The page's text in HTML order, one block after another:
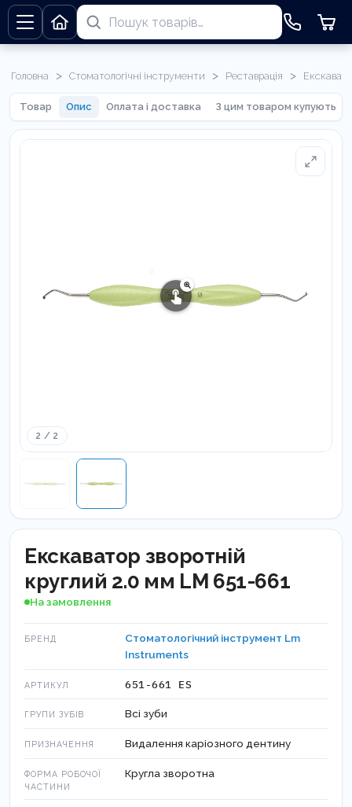
Головна > Стоматологічні інструменти > Реставрація >
Товар Опис Оплата і доставка З цим товаром купують
2 / 2
Екскаватор зворотній
круглий 2.0 мм LM 651-661
На замовлення
БРЕНД
Стоматологічний інструмент Lm
Instruments
АРТИКУЛ 651-661 ES
ГРУПИ ЗУБІВ Всі зуби
ПРИЗНАЧЕННЯ Видалення каріозного дентину
ФОРМА РОБОЧОЇ
ЧАСТИНИ
Кругла зворотна